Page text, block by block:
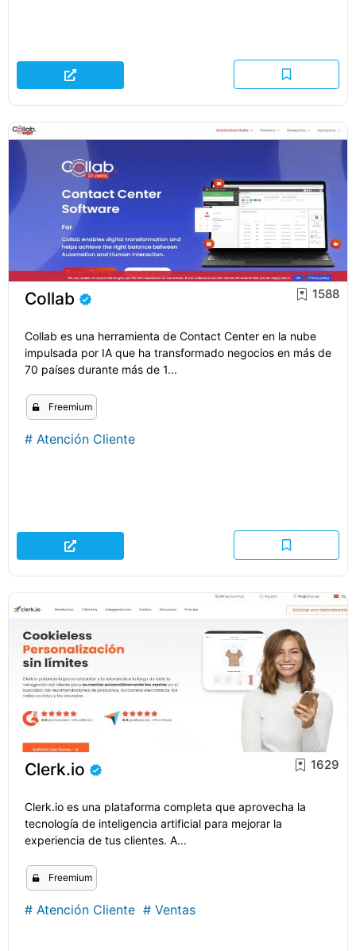
Collab 1588
Collab es una herramienta de Contact Center en la nube
impulsada por IA que ha transformado negocios en más de
70 países durante más de 1...
Freemium
# Atención Cliente
Clerk.io 1629
Clerk.io es una plataforma completa que aprovecha la
tecnología de inteligencia artificial para mejorar la
experiencia de tus clientes. A...
Freemium
# Atención Cliente # Ventas